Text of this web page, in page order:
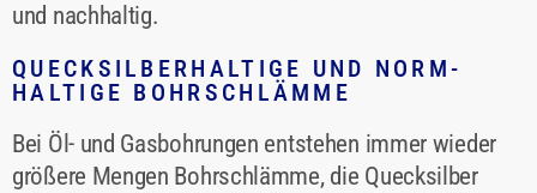
und nachhaltig.
QUECKSILBERHALTIGE UND NORM-
HALTIGE BOHRSCHLÄMME
Bei Öl- und Gasbohrungen entstehen immer wieder
größere Mengen Bohrschlämme, die Quecksilber